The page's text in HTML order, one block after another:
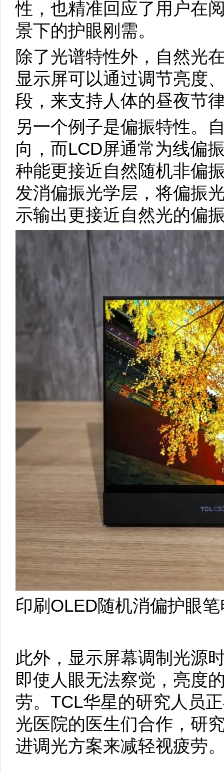
性，也精准回应了用户在
景下的护眼刚需。
除了光谱特性外，自然光
显示屏可以通过调节亮度
段，来支持人体的昼夜节
另一个例子是偏振特性。
向，而LCD屏通常为线偏
种能更接近自然随机非偏
发消偏振光学层，将偏振
示输出更接近自然光的偏
印刷OLED随机消偏护眼
此外，显示屏幕调制光源
即使人眼无法察觉，亮度
劳。TCL华星的研究人员
光医院的医生们合作，研
进调光方案来减轻视疲劳